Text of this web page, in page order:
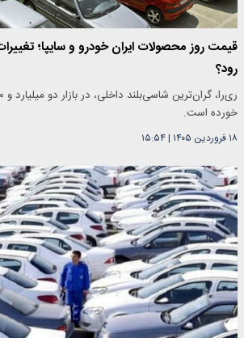
قیمت روز محصولات ایران خودرو و سایپا؛
رود؟
خورده است.
۱۸ فروردین ۱۴۰۵ |۱۵:۵۴